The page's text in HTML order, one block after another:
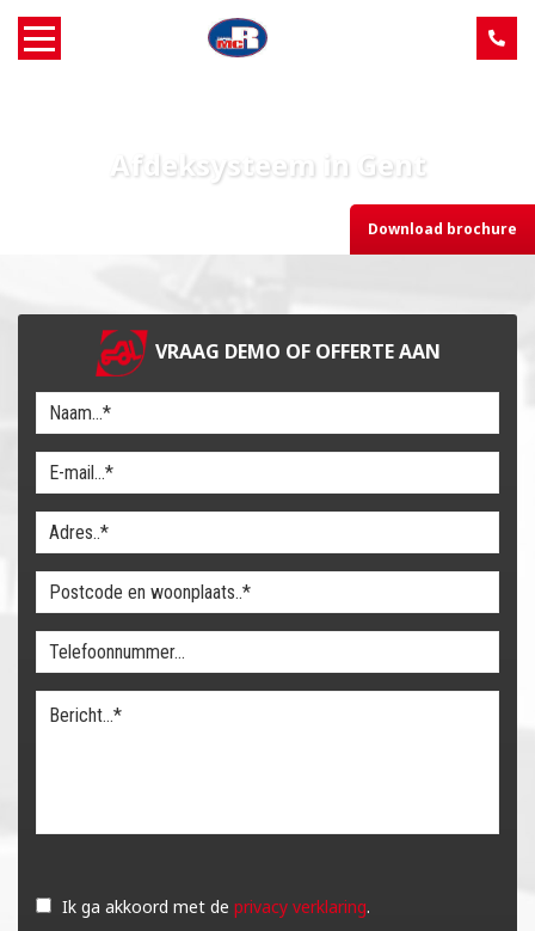
Over MCR
Service
Machine aanbod
Nieuws
Contact
Afdeksysteem in Gent
Download brochure
VRAAG DEMO OF OFFERTE AAN
dit Ik ga akkoord met de privacy verklaring.